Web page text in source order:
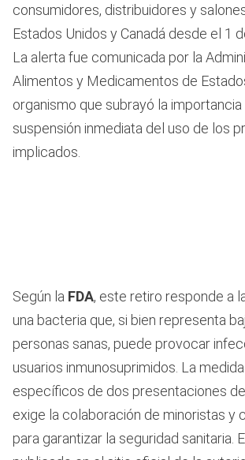
consumidores, distribuidores y
Estados Unidos y Canadá desde el 1
La alerta fue comunicada por la
Alimentos y Medicamentos de
organismo que subrayó la importancia
suspensión inmediata del uso de los
implicados.
Según la FDA, este retiro responde a
una bacteria que, si bien representa
personas sanas, puede provocar
usuarios inmunosuprimidos. La
específicos de dos presentaciones
exige la colaboración de minoristas y
para garantizar la seguridad sanitaria.